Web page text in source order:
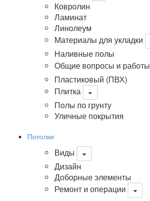
Ковролин
Ламинат
Линолеум
Материалы для укладки
Наливные полы
Общие вопросы и работы
Пластиковый (ПВХ)
Плитка
Полы по грунту
Уличные покрытия
Потолки
Виды
Дизайн
Доборные элементы
Ремонт и операции